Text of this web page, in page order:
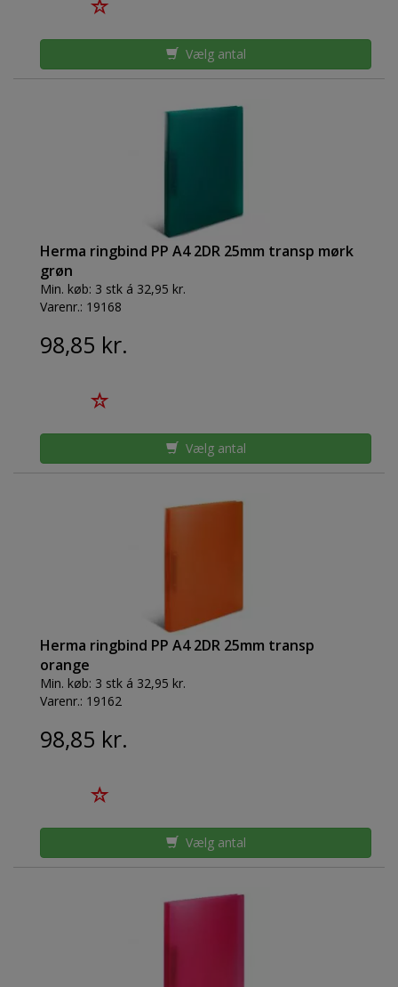
Vælg antal
Herma ringbind PP A4 2DR 25mm transp mørk
grøn
Min. køb: 3 stk á 32,95 kr.
Varenr.: 19168
98,85 kr.
Vælg antal
Herma ringbind PP A4 2DR 25mm transp
orange
Min. køb: 3 stk á 32,95 kr.
Varenr.: 19162
98,85 kr.
Vælg antal